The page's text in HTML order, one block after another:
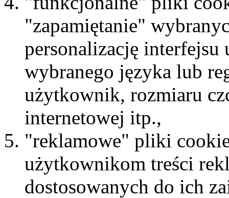
"zapamiętanie"
personalizację
wybranego języka lub
użytkownik, rozmiaru
internetowej itp.,
"reklamowe" pliki
użytkownikom treści
dostosowanych do ich